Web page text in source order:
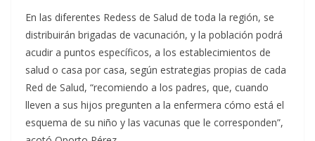
En las diferentes Redess de Salud de toda la región, se
distribuirán brigadas de vacunación, y la población podrá
acudir a puntos específicos, a los establecimientos de
salud o casa por casa, según estrategias propias de cada
Red de Salud, “recomiendo a los padres, que, cuando
lleven a sus hijos pregunten a la enfermera cómo está el
esquema de su niño y las vacunas que le corresponden”,